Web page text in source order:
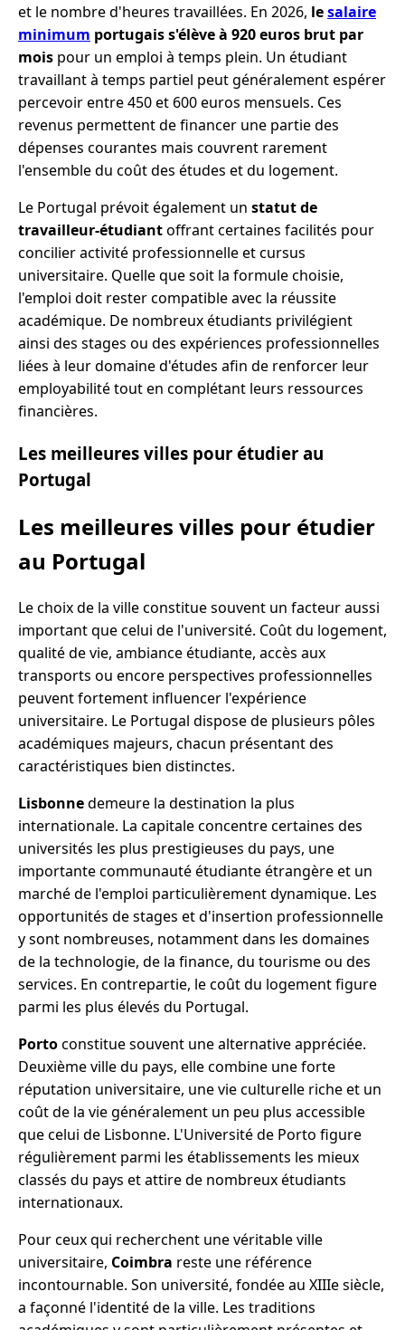
et le nombre d'heures travaillées. En 2026, lesalaire
minimum portugais s'élève à 920 euros brut par
mois pour un emploi à temps plein. Un étudiant
travaillant à temps partiel peut généralement espérer
percevoir entre 450 et 600 euros mensuels. Ces
revenus permettent de financer une partie des
dépenses courantes mais couvrent rarement
l'ensemble du coût des études et du logement.
Le Portugal prévoit également un statut de
travailleur-étudiantoffrant certaines facilités pour
concilier activité professionnelle et cursus
universitaire. Quelle que soit la formule choisie,
l'emploi doit rester compatible avec la réussite
académique. De nombreux étudiants privilégient
ainsi des stages ou des expériences professionnelles
liées à leur domaine d'études afin de renforcer leur
employabilité tout en complétant leurs ressources
financières.
Les meilleures villes pour étudier au
Portugal
Les meilleures villes pour étudier
au Portugal
Le choix de la ville constitue souvent un facteur aussi
important que celui de l'université. Coût du logement,
qualité de vie, ambiance étudiante, accès aux
transports ou encore perspectives professionnelles
peuvent fortement influencer l'expérience
universitaire. Le Portugal dispose de plusieurs pôles
académiques majeurs, chacun présentant des
caractéristiques bien distinctes.
Lisbonnedemeure la destination la plus
internationale. La capitale concentre certaines des
universités les plus prestigieuses du pays, une
importante communauté étudiante étrangère et un
marché de l'emploi particulièrement dynamique. Les
opportunités de stages et d'insertion professionnelle
y sont nombreuses, notamment dans les domaines
de la technologie, de la finance, du tourisme ou des
services. En contrepartie, le coût du logement figure
parmi les plus élevés du Portugal.
Portoconstitue souvent une alternative appréciée.
Deuxième ville du pays, elle combine une forte
réputation universitaire, une vie culturelle riche et un
coût de la vie généralement un peu plus accessible
que celui de Lisbonne. L'Université de Porto figure
régulièrement parmi les établissements les mieux
classés du pays et attire de nombreux étudiants
internationaux.
Pour ceux qui recherchent une véritable ville
universitaire, Coimbra reste une référence
incontournable. Son université, fondée au XIIIe siècle,
a façonné l'identité de la ville. Les traditions